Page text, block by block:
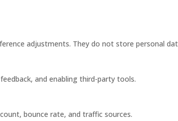
adjustments. They do not store personal
and enabling third-party tools.
bounce rate, and traffic sources.